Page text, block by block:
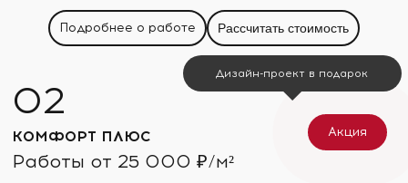
Подробнее о работе Рассчитать стоимость
КОМФОРТ ПЛЮС
Работы от 25 000 ₽/м²
Акция
Дизайн-проект в подарок